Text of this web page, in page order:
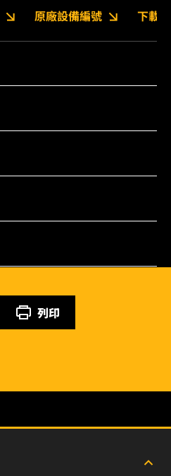
原廠設備編號 下載
列印